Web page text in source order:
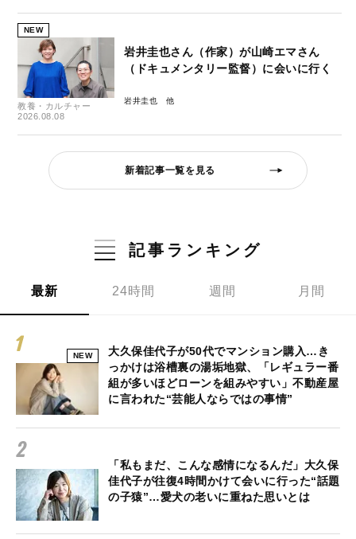
NEW
教養・カルチャー
2026.08.08
岩井圭也さん（作家）が山崎エマさん
（ドキュメンタリー監督）に会いに行く
岩井圭也
新着記事一覧を見る
記事ランキング
最新 24時間 週間 月間
NEW
大久保佳代子が50代でマンション購入…き
っかけは浴槽裏の湯垢地獄、「レギュラー番
組が多いほどローンを組みやすい」不動産屋
に言われた“芸能人ならではの事情”
「私もまだ、こんな感情になるんだ」大久保
佳代子が往復4時間かけて会いに行った“話題
の子猿”…愛犬の老いに重ねた思いとは